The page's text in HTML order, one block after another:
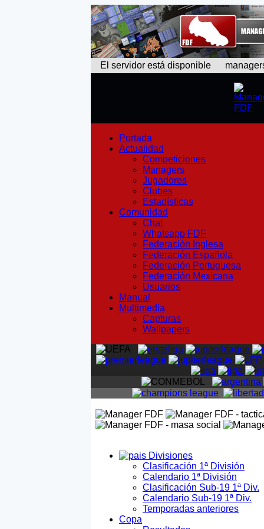
El servidor está disponible
Portada
Actualidad
Competiciones
Managers
Jugadores
Clubes
Estadísticas
Comunidad
Chat
Whatsapp FDF
Federación Inglesa
Federación Española
Federación Portuguesa
Federación Mexicana
Usuarios
Manual
Multimedia
Capturas
Wallpapers
Divisiones
Clasificación 1ª División
Calendario 1ª División
Clasificación Sub-19 1ª Div.
Calendario Sub-19 1ª Div.
Temporadas anteriores
Copa